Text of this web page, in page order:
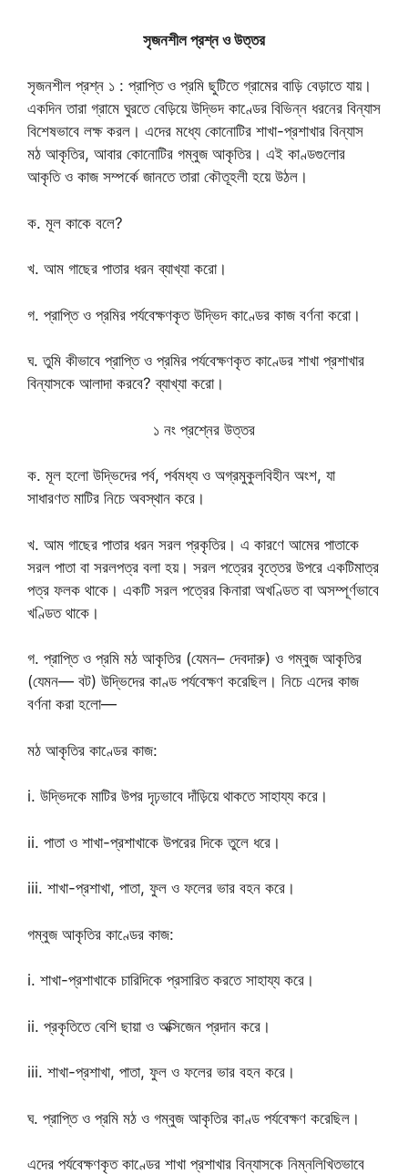
সৃজনশীল প্রশ্ন ও উত্তর
সৃজনশীল প্রশ্ন ১ : প্রাপ্তি ও প্রমি ছুটিতে গ্রামের বাড়ি বেড়াতে যায়।
একদিন তারা গ্রামে ঘুরতে বেড়িয়ে উদ্ভিদ কাণ্ডের বিভিন্ন ধরনের বিন্যাস
বিশেষভাবে লক্ষ করল। এদের মধ্যে কোনোটির শাখা-প্রশাখার বিন্যাস
মঠ আকৃতির, আবার কোনোটির গম্বুজ আকৃতির। এই কাণ্ডগুলোর
আকৃতি ও কাজ সম্পর্কে জানতে তারা কৌতূহলী হয়ে উঠল।
ক. মূল কাকে বলে?
খ. আম গাছের পাতার ধরন ব্যাখ্যা করো।
গ. প্রাপ্তি ও প্রমির পর্যবেক্ষণকৃত উদ্ভিদ কাণ্ডের কাজ বর্ণনা করো।
ঘ. তুমি কীভাবে প্রাপ্তি ও প্রমির পর্যবেক্ষণকৃত কাণ্ডের শাখা প্রশাখার
বিন্যাসকে আলাদা করবে? ব্যাখ্যা করো।
১ নং প্রশ্নের উত্তর
ক. মূল হলো উদ্ভিদের পর্ব, পর্বমধ্য ও অগ্রমুকুলবিহীন অংশ, যা
সাধারণত মাটির নিচে অবস্থান করে।
খ. আম গাছের পাতার ধরন সরল প্রকৃতির। এ কারণে আমের পাতাকে
সরল পাতা বা সরলপত্র বলা হয়। সরল পত্রের বৃত্তের উপরে একটিমাত্র
পত্র ফলক থাকে। একটি সরল পত্রের কিনারা অখণ্ডিত বা অসম্পূর্ণভাবে
খণ্ডিত থাকে।
গ. প্রাপ্তি ও প্রমি মঠ আকৃতির (যেমন– দেবদারু) ও গম্বুজ আকৃতির
(যেমন— বট) উদ্ভিদের কাণ্ড পর্যবেক্ষণ করেছিল। নিচে এদের কাজ
বর্ণনা করা হলো—
মঠ আকৃতির কাণ্ডের কাজ:
i. উদ্ভিদকে মাটির উপর দৃঢ়ভাবে দাঁড়িয়ে থাকতে সাহায্য করে।
ii. পাতা ও শাখা-প্রশাখাকে উপরের দিকে তুলে ধরে।
iii. শাখা-প্রশাখা, পাতা, ফুল ও ফলের ভার বহন করে।
গম্বুজ আকৃতির কাণ্ডের কাজ:
i. শাখা-প্রশাখাকে চারিদিকে প্রসারিত করতে সাহায্য করে।
ii. প্রকৃতিতে বেশি ছায়া ও অক্সিজেন প্রদান করে।
iii. শাখা-প্রশাখা, পাতা, ফুল ও ফলের ভার বহন করে।
ঘ. প্রাপ্তি ও প্রমি মঠ ও গম্বুজ আকৃতির কাণ্ড পর্যবেক্ষণ করেছিল।
এদের পর্যবেক্ষণকৃত কাণ্ডের শাখা প্রশাখার বিন্যাসকে নিম্নলিখিতভাবে